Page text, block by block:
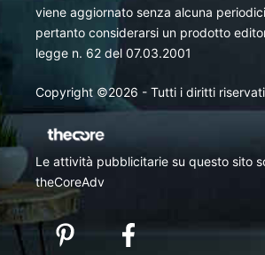
viene aggiornato senza alcuna
pertanto considerarsi un prodotto
legge n. 62 del 07.03.2001
Copyright ©2026 - Tutti i diritti
Le attività pubblicitarie su questo sito
theCoreAdv